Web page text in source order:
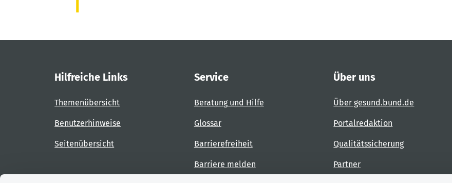
Hilfreiche Links
Themenübersicht
Benutzerhinweise
Seitenübersicht
Service
Beratung und Hilfe
Glossar
Barrierefreiheit
Barriere melden
Über uns
Über gesund.bund.de
Portalredaktion
Qualitätssicherung
Partner